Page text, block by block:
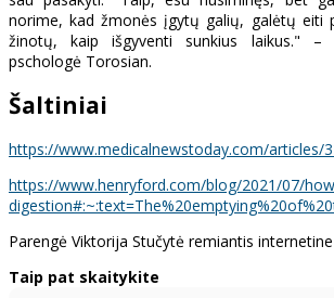
norime, kad žmonės įgytų galių, galėtų eiti
žinotų, kaip išgyventi sunkius laikus." –
pschologė Torosian.
Šaltiniai
https://www.medicalnewstoday.com/articles/
https://www.henryford.com/blog/2021/07/
Parengė Viktorija Stučytė remiantis
Taip pat skaitykite